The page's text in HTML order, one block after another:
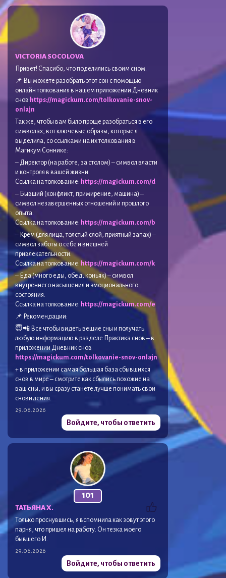
VICTORIA SOCOLOVA
Привет! Спасибо, что поделились своим сном.
📌 Вы можете разобрать этот сон с помощью
онлайн толкования в нашем приложении Дневник
снов https://magickum.com/tolkovanie-snov-
onlajn
Так же, чтобы вам было проще разобраться в его
символах, вот ключевые образы, которые я
выделила, со ссылками на их толкования в
Магикум Соннике:
– Директор (на работе, за столом) – символ власти
и контроля в вашей жизни.
Ссылка на толкование: https://magickum.com/d
– Бывший (конфликт, примирение, машина) –
символ незавершенных отношений и прошлого
опыта.
Ссылка на толкование: https://magickum.com/b
– Крем (для лица, толстый слой, приятный запах) –
символ заботы о себе и внешней
привлекательности.
Ссылка на толкование: https://magickum.com/k
– Еда (много еды, обед, коньяк) – символ
внутреннего насыщения и эмоционального
состояния.
Ссылка на толкование: https://magickum.com/e
📌 Рекомендации:
😇📲 Все чтобы видеть вещие сны и получать
любую информацию в разделе Практика снов – в
приложении Дневник снов
https://magickum.com/tolkovanie-snov-onlajn
+ в приложении самая большая база сбывшихся
снов в мире – смотрите как сбылись похожие на
ваш сны, и вы сразу станете лучше понимать свои
сновидения.
29.06.2026
Войдите, чтобы ответить
101
ТАТЬЯНА Х.
Только проснувшись, я вспомнила как зовут этого
парня, что пришел на работу. Он тезка моего
бывшего И.
29.06.2026
Войдите, чтобы ответить